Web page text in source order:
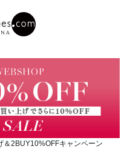
＆2BUY10%OFFキャンペーン